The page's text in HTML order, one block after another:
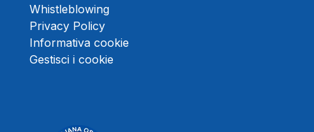
Whistleblowing
Privacy Policy
Informativa cookie
Gestisci i cookie